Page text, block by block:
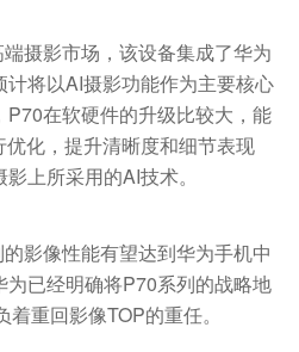
摄影市场，该设备集成了华为
将以AI摄影功能作为主要核心
在软硬件的升级比较大，能
化，提升清晰度和细节表现
上所采用的AI技术。
影像性能有望达到华为手机中
已经明确将P70系列的战略地
重回影像TOP的重任。